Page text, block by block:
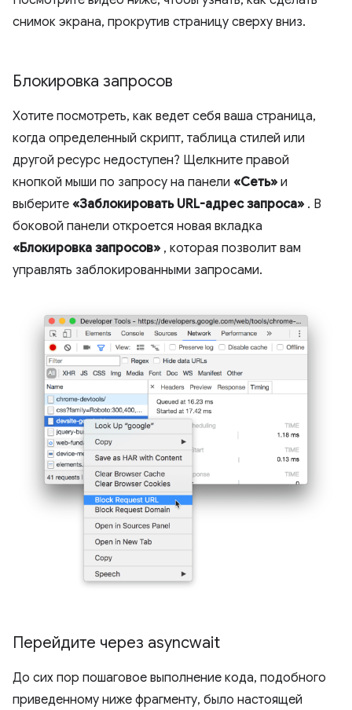
снимок экрана, прокрутив страницу сверху вниз.
Блокировка запросов
Хотите посмотреть, как ведет себя ваша страница,
когда определенный скрипт, таблица стилей или
другой ресурс недоступен? Щелкните правой
кнопкой мыши по запросу на панели «Сеть» и
выберите «Заблокировать URL-адрес запроса» . В
боковой панели откроется новая вкладка
«Блокировка запросов» , которая позволит вам
управлять заблокированными запросами.
Перейдите через asyncwait
До сих пор пошаговое выполнение кода, подобного
приведенному ниже фрагменту, было настоящей